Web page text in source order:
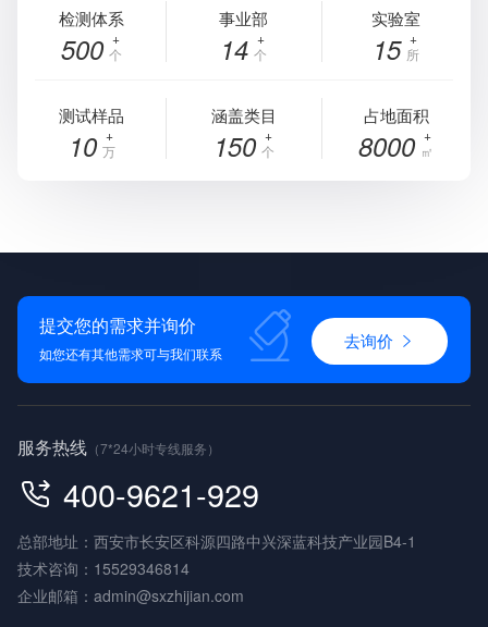
检测体系
500 个
事业部
14 个
实验室
15 所
测试样品
10 万
涵盖类目
150 个
占地面积
8000 ㎡
提交您的需求并询价
如您还有其他需求可与我们联系
去询价
服务热线 （7*24小时专线服务）
400-9621-929
总部地址：西安市长安区科源四路中兴深蓝科技产业园B4-1
技术咨询： 15529346814
企业邮箱： admin@sxzhijian.com